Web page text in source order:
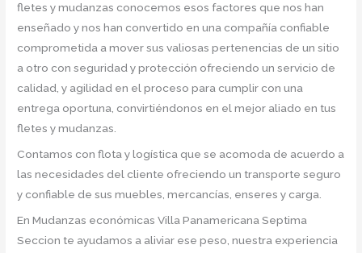
fletes y mudanzas conocemos esos factores que nos han
enseñado y nos han convertido en una compañía confiable
comprometida a mover sus valiosas pertenencias de un sitio
a otro con seguridad y protección ofreciendo un servicio de
calidad, y agilidad en el proceso para cumplir con una
entrega oportuna, convirtiéndonos en el mejor aliado en tus
fletes y mudanzas.
Contamos con flota y logística que se acomoda de acuerdo a
las necesidades del cliente ofreciendo un transporte seguro
y confiable de sus muebles, mercancías, enseres y carga.
En Mudanzas económicas Villa Panamericana Septima
Seccion te ayudamos a aliviar ese peso, nuestra experiencia